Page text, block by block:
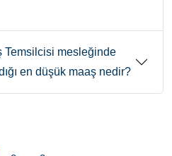
Temsilcisi mesleğinde
en düşük maaş nedir?